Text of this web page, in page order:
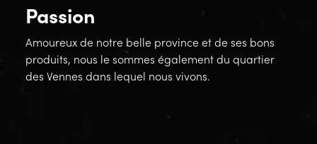
Passion
Amoureux de notre belle province et de ses bons
produits, nous le sommes également du quartier
des Vennes dans lequel nous vivons.